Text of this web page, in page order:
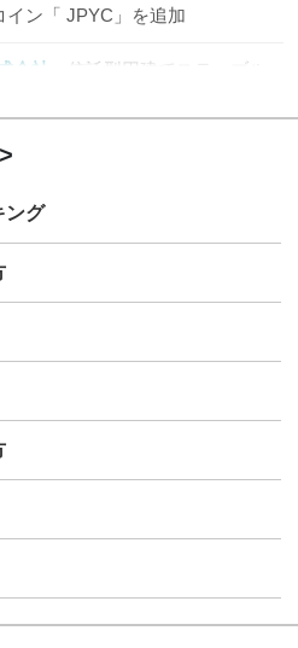
イン「 JPYC」を追加
会社
信託型円建てステーブル
ング